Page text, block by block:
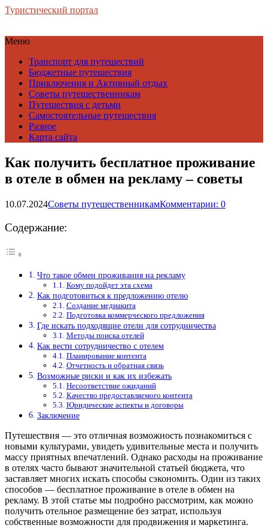
Туристический портал
Меню
Транспорт для путешествий
Бюджетные путешествия
Приключения и Активный отдых
Советы путешественникам
Путешествия с детьми
Самостоятельные путешествия
Разное
Карта сайта
Как получить бесплатное проживание
в отеле в обмен на рекламу – советы
10.07.2024Советы путешественникамКомментарии: 0
Содержание:
Что такое обмен проживания на рекламу
Кому подойдет эта схема
Как подготовиться к предложению отелю
Создание медиакита
Подготовка коммерческого предложения
Где искать подходящие отели для сотрудничества
Методы поиска отелей
Как вести сотрудничество с отелем
Планирование контента
Отчетность и обратная связь
Возможные риски и как их избежать
Несоответствие ожиданий
Качество предоставляемого контента
Юридические аспекты и договоры
Заключение
Путешествия — это отличная возможность познакомиться с
новыми культурами, увидеть удивительные места и получить
массу приятных впечатлений. Однако расходы на проживание
в отелях часто бывают значительной статьей бюджета, что
заставляет многих искать способы сэкономить. Один из таких
способов — бесплатное проживание в отеле в обмен на
рекламу. В этой статье мы подробно рассмотрим, как можно
получить отельное размещение без затрат, используя
собственные возможности для продвижения и маркетинга.